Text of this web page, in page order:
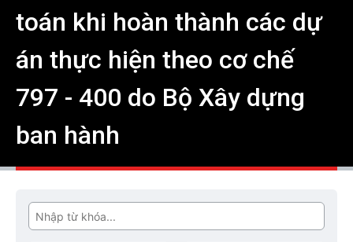
toán khi hoàn thành các dự
án thực hiện theo cơ chế
797 - 400 do Bộ Xây dựng
ban hành
Tìm